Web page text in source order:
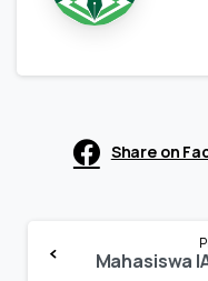
Share on
Reading